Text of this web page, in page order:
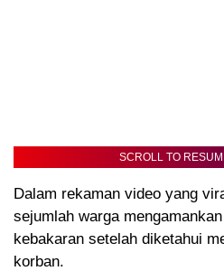
SCROLL TO
Dalam rekaman video yang
sejumlah warga
kebakaran setelah diketahui
korban.